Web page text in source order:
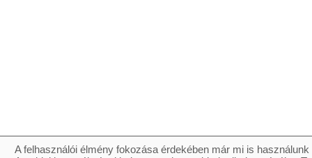
A felhasználói élmény fokozása érdekében már mi is